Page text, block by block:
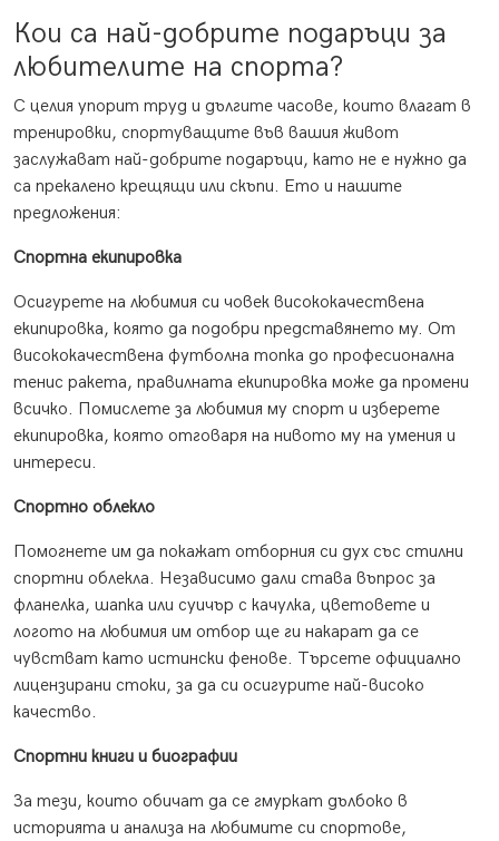
Кои са най-добрите подаръци за
любителите на спорта?
С целия упорит труд и дългите часове, които влагат в
тренировки, спортуващите във вашия живот
заслужават най-добрите подаръци, като не е нужно да
са прекалено крещящи или скъпи. Ето и нашите
предложения:
Спортна екипировка
Осигурете на любимия си човек висококачествена
екипировка, която да подобри представянето му. От
висококачествена футболна топка до професионална
тенис ракета, правилната екипировка може да промени
всичко. Помислете за любимия му спорт и изберете
екипировка, която отговаря на нивото му на умения и
интереси.
Спортно облекло
Помогнете им да покажат отборния си дух със стилни
спортни облекла. Независимо дали става въпрос за
фланелка, шапка или суичър с качулка, цветовете и
логото на любимия им отбор ще ги накарат да се
чувстват като истински фенове. Търсете официално
лицензирани стоки, за да си осигурите най-високо
качество.
Спортни книги и биографии
За тези, които обичат да се гмуркат дълбоко в
историята и анализа на любимите си спортове,